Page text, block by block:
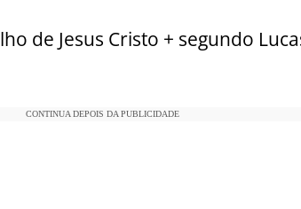
de Jesus Cristo + segundo
CONTINUA DEPOIS DA PUBLICIDADE